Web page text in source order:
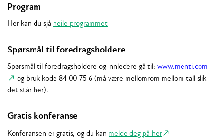
Program
Her kan du sjå heile programmet
Spørsmål til foredragsholdere
Spørsmål til foredragsholdere og innledere gå til: www.menti.com
og bruk kode 84 00 75 6 (må være mellomrom mellom tall slik
det står her).
Gratis konferanse
Konferansen er gratis, og du kan melde deg på her